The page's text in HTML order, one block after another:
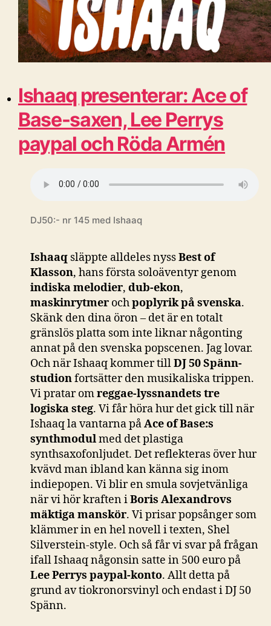
Ishaaq presenterar: Ace of
Base-saxen, Lee Perrys
paypal och Röda Armén
DJ50:- nr 145 med Ishaaq
Ishaaq släppte alldeles nyssBest of
Klasson, hans första soloäventyr genom
indiska melodier, dub-ekon,
maskinrytmer ochpoplyrik på svenska.
Skänk den dina öron – det är en totalt
gränslös platta som inte liknar någonting
annat på den svenska popscenen. Jag lovar.
Och när Ishaaq kommer tillDJ 50 Spänn-
studionfortsätter den musikaliska trippen.
Vi pratar omreggae-lyssnandets tre
logiska steg. Vi får höra hur det gick till när
Ishaaq la vantarna påAce of Base:s
synthmodulmed det plastiga
synthsaxofonljudet. Det reflekteras över hur
kvävd man ibland kan känna sig inom
indiepopen. Vi blir en smula sovjetvänliga
när vi hör kraften iBoris Alexandrovs
mäktiga manskör. Vi prisar popsånger som
klämmer in en hel novell i texten, Shel
Silverstein-style. Och så får vi svar på frågan
ifall Ishaaq någonsin satte in 500 euro på
Lee Perrys paypal-konto. Allt detta på
grund av tiokronorsvinyl och endast i DJ 50
Spänn.